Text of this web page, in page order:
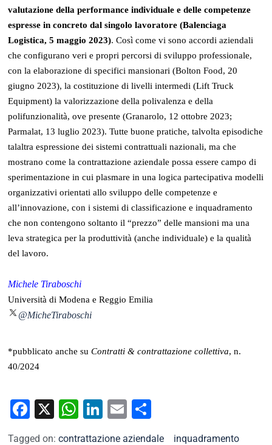
valutazione della performance individuale e delle competenze
espresse in concreto dal singolo lavoratore (Balenciaga
Logistica, 5 maggio 2023). Così come vi sono accordi aziendali
che configurano veri e propri percorsi di sviluppo professionale,
con la elaborazione di specifici mansionari (Bolton Food, 20
giugno 2023), la costituzione di livelli intermedi (Lift Truck
Equipment) la valorizzazione della polivalenza e della
polifunzionalità, ove presente (Granarolo, 12 ottobre 2023;
Parmalat, 13 luglio 2023). Tutte buone pratiche, talvolta episodiche
talaltra espressione dei sistemi contrattuali nazionali, ma che
mostrano come la contrattazione aziendale possa essere campo di
sperimentazione in cui plasmare in una logica partecipativa modelli
organizzativi orientati allo sviluppo delle competenze e
all’innovazione, con i sistemi di classificazione e inquadramento
che non contengono soltanto il “prezzo” delle mansioni ma una
leva strategica per la produttività (anche individuale) e la qualità
del lavoro.
Michele Tiraboschi
Università di Modena e Reggio Emilia
@MicheTiraboschi
*pubblicato anche suContratti & contrattazione collettiva, n.
40/2024
Facebook
X WhatsApp
LinkedIn
Email
Tagged on:contrattazione aziendale inquadramento